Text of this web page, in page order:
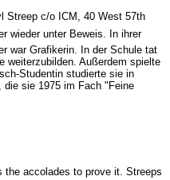
Streep c/o ICM, 40 West 57th
wieder unter Beweis. In ihrer
war Grafikerin. In der Schule tat
weiterzubilden. Außerdem spielte
Studentin studierte sie in
die sie 1975 im Fach "Feine
accolades to prove it. Streeps